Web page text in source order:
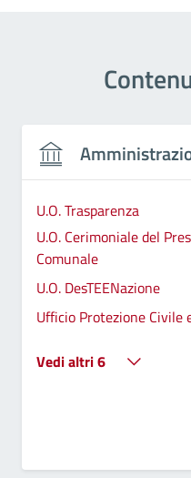
U.O. Trasparenza
U.O. Cerimoniale del
Comunale
U.O. DesTEENazione
Ufficio Protezione Civile
Vedi altri 6